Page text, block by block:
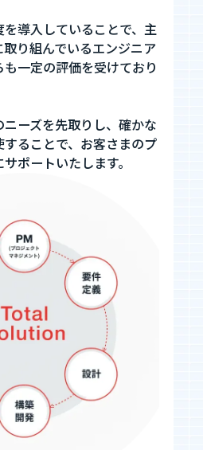
(社長ブログ)
トグローCh
るぅる
を導入していることで、主
り組んでいるエンジニア
一定の評価を受けており
ーズを先取りし、確かな
ることで、お客さまのプ
ポートいたします。